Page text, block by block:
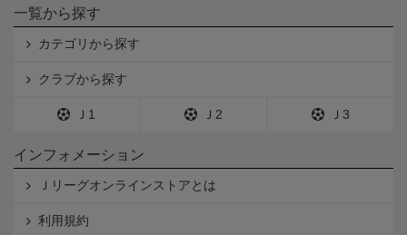
一覧から探す
カテゴリから探す
クラブから探す
Ｊ1 Ｊ2 Ｊ3
インフォメーション
Ｊリーグオンラインストアとは
利用規約